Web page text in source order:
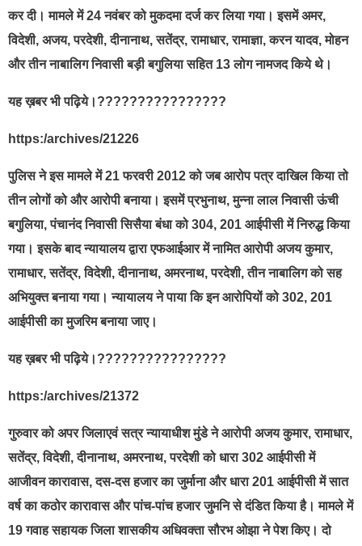
कर दी। मामले में 24 नवंबर को मुकदमा दर्ज कर लिया गया। इसमें अमर,
विदेशी, अजय, परदेशी, दीनानाथ, सतेंद्र, रामाधार, रामाज्ञा, करन यादव, मोहन
और तीन नाबालिग निवासी बड़ी बगुलिया सहित 13 लोग नामजद किये थे।
यह ख़बर भी पढ़िये।????????????????
https:/archives/21226
पुलिस ने इस मामले में 21 फरवरी 2012 को जब आरोप पत्र दाखिल किया तो
तीन लोगों को और आरोपी बनाया। इसमें प्रभुनाथ, मुन्ना लाल निवासी ऊंची
बगुलिया, पंचानंद निवासी सिसैया बंधा को 304, 201 आईपीसी में निरुद्ध किया
गया। इसके बाद न्यायालय द्वारा एफआईआर में नामित आरोपी अजय कुमार,
रामाधार, सतेंद्र, विदेशी, दीनानाथ, अमरनाथ, परदेशी, तीन नाबालिग को सह
अभियुक्त बनाया गया। न्यायालय ने पाया कि इन आरोपियों को 302, 201
आईपीसी का मुजरिम बनाया जाए।
यह ख़बर भी पढ़िये।????????????????
https:/archives/21372
गुरुवार को अपर जिलाएवं सत्र न्यायाधीश मुंडे ने आरोपी अजय कुमार, रामाधार,
सतेंद्र, विदेशी, दीनानाथ, अमरनाथ, परदेशी को धारा 302 आईपीसी में
आजीवन कारावास, दस-दस हजार का जुर्माना और धारा 201 आईपीसी में सात
वर्ष का कठोर कारावास और पांच-पांच हजार जुमनि से दंडित किया है। मामले में
19 गवाह सहायक जिला शासकीय अधिवक्ता सौरभ ओझा ने पेश किए। दो